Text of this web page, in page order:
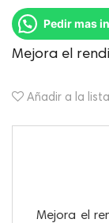
precio
original
era:
precio
actual
es:
Pedir mas
Mejora el
Añadir a la
Mejora el